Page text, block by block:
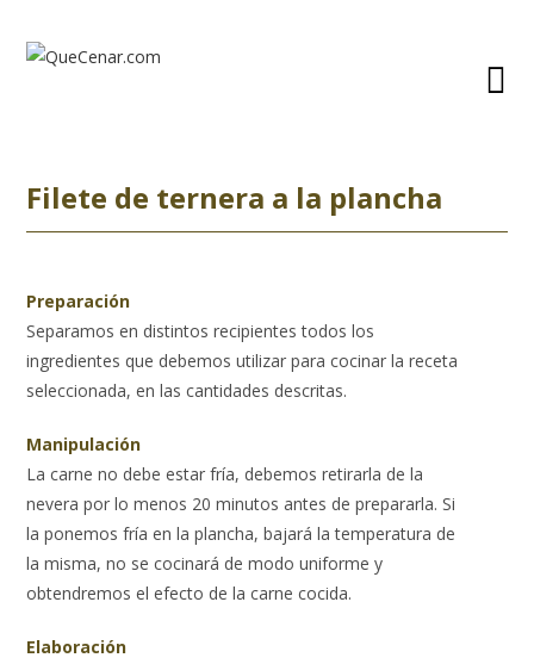
contenido
Filete de ternera a la plancha
Preparación
Separamos en distintos recipientes todos los
ingredientes que debemos utilizar para cocinar la receta
seleccionada, en las cantidades descritas.
Manipulación
La carne no debe estar fría, debemos retirarla de la
nevera por lo menos 20 minutos antes de prepararla. Si
la ponemos fría en la plancha, bajará la temperatura de
la misma, no se cocinará de modo uniforme y
obtendremos el efecto de la carne cocida.
Elaboración